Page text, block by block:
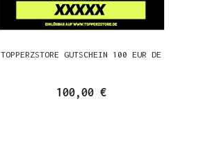
TOPPERZSTORE GUTSCHEIN 100 EUR DE
100,00 €